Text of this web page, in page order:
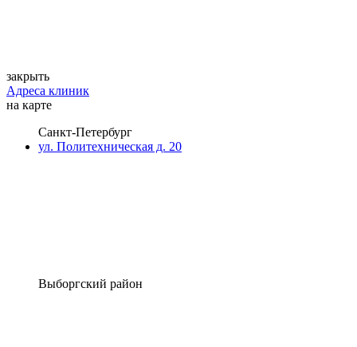
закрыть
Адреса клиник
на карте
Санкт-Петербург
ул. Политехническая д. 20
Выборгский район